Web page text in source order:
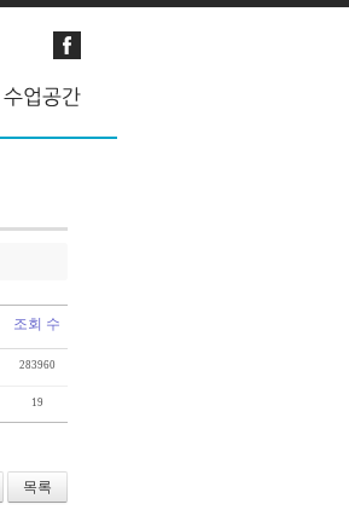
조회 수
283960
19
목록